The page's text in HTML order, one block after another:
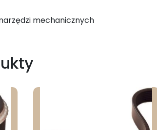
mechanicznych